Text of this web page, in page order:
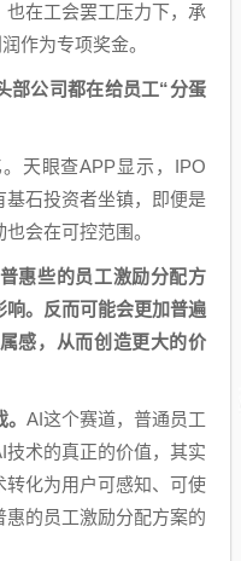
在工会罢工压力下，承
作为专项奖金。
部公司都在给员工“分蛋
天眼查APP显示，IPO
石投资者坐镇，即便是
会在可控范围。
惠些的员工激励分配方
。反而可能会更加普遍
感，从而创造更大的价
AI这个赛道，普通员工
术的真正的价值，其实
化为用户可感知、可使
的员工激励分配方案的